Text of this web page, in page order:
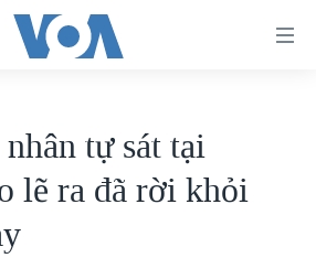
tự sát tại
lẽ ra đã rời khỏi